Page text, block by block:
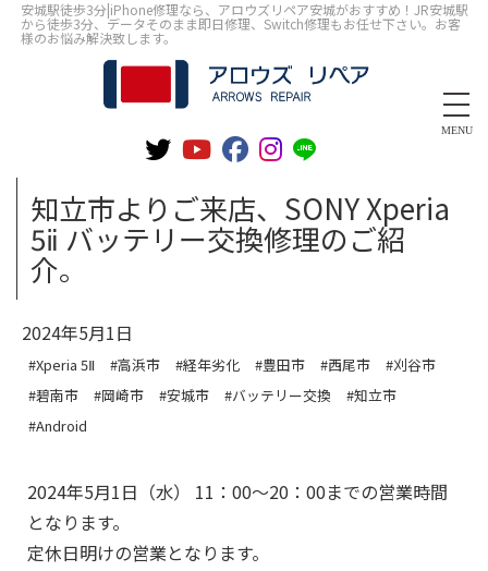
安城駅徒歩3分|iPhone修理なら、アロウズリペア安城がおすすめ！JR安城駅
から徒歩3分、データそのまま即日修理、Switch修理もお任せ下さい。お客
様のお悩み解決致します。
MENU
知立市よりご来店、SONY Xperia
5ⅱ バッテリー交換修理のご紹
介。
2024年5月1日
#Xperia 5Ⅱ #高浜市 #経年劣化 #豊田市 #西尾市
#刈谷市
#碧南市
#岡崎市 #安城市 #バッテリー交換
#知立市
#Android
2024年5月1日（水） 11：00～20：00までの営業時間
となります。
定休日明けの営業となります。